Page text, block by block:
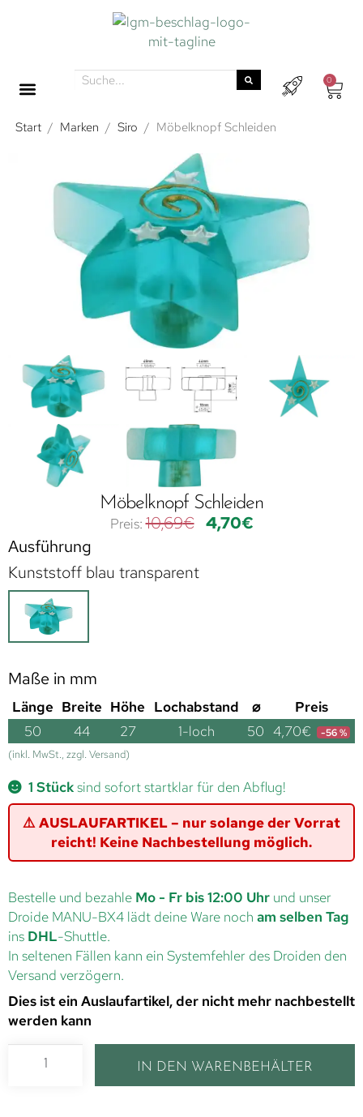
0
Start / Marken / Siro / Möbelknopf Schleiden
Möbelknopf Schleiden
10,69€ 4,70€
Ausführung
Kunststoff blau transparent
Maße in mm
Länge Breite Höhe Lochabstand ⌀
Preis
50
44 27 1-loch 50 4,70€ -56 %
(inkl. MwSt., zzgl. Versand)
1 Stücksind sofort startklar für den Abflug!
⚠️ AUSLAUFARTIKEL – nur solange der Vorrat
reicht! Keine Nachbestellung möglich.
Bestelle und bezahle Mo - Fr bis 12:00 Uhr und unser
Droide MANU-BX4 lädt deine Ware noch am selben Tag
ins DHL-Shuttle.
In seltenen Fällen kann ein Systemfehler des Droiden den
Versand verzögern.
Dies ist ein Auslaufartikel, der nicht mehr nachbestellt
werden kann
IN DEN WARENBEHÄLTER